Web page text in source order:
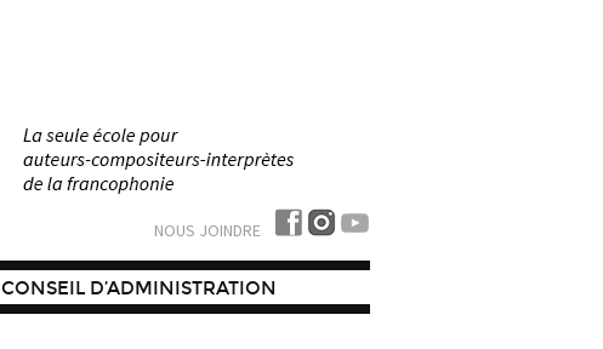
NOUS JOINDRE
CONSEIL D’ADMINISTRATION